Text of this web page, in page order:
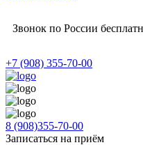
Звонок по России
+7 (908) 355-70-00
8 (908)355-70-00
Записаться на приём